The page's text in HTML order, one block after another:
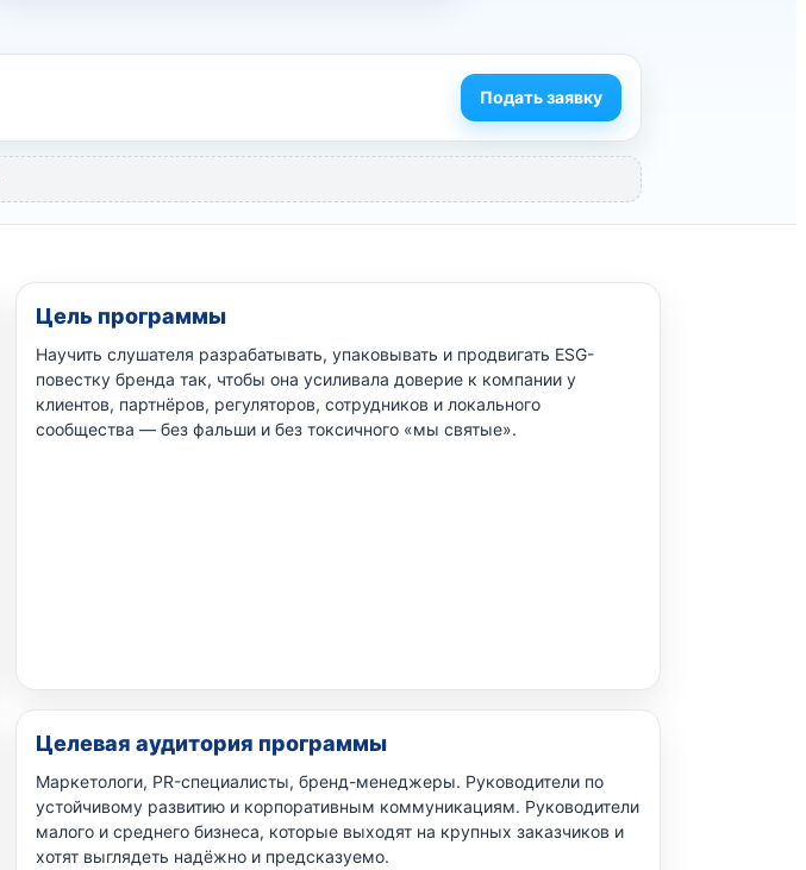
Подать заявку
Цель программы
Научить слушателя разрабатывать, упаковывать и продвигать ESG-
повестку бренда так, чтобы она усиливала доверие к компании у
клиентов, партнёров, регуляторов, сотрудников и локального
сообщества — без фальши и без токсичного «мы святые».
Целевая аудитория программы
Маркетологи, PR-специалисты, бренд-менеджеры. Руководители по
устойчивому развитию и корпоративным коммуникациям. Руководители
малого и среднего бизнеса, которые выходят на крупных заказчиков и
хотят выглядеть надёжно и предсказуемо.